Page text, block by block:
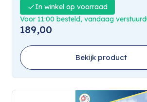
In winkel op voorraad
Voor 11:00 besteld, vandaag verstuurd
189,00
Bekijk product